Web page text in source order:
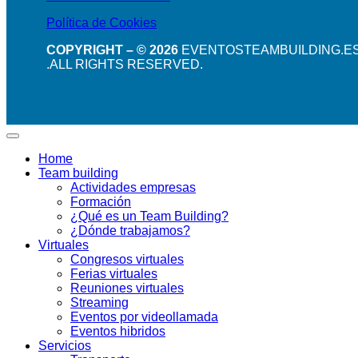
Política de Cookies
COPYRIGHT – © 2026
.ALL RIGHTS RESERVED.
Home
Team building
Actividades empresas
Formación
¿Qué es un Team Building?
¿Dónde trabajamos?
Virtuales
Congresos virtuales
Ferias virtuales
Reuniones virtuales
Streaming
Eventos por videollamada
Eventos hibridos
Servicios